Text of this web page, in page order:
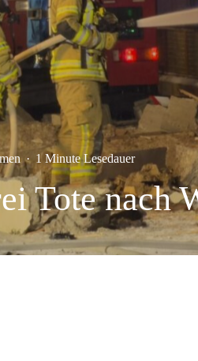
· 1 Minute Lesedauer
Tote nach